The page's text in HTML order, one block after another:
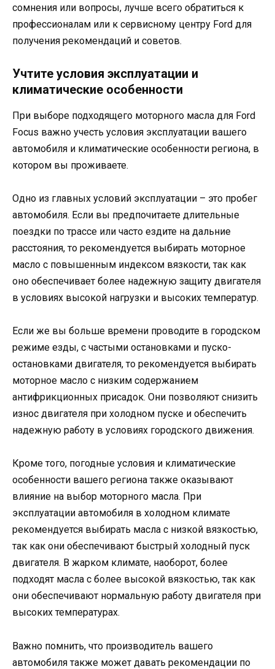
сомнения или вопросы, лучше всего обратиться к
профессионалам или к сервисному центру Ford для
получения рекомендаций и советов.
Учтите условия эксплуатации и
климатические особенности
При выборе подходящего моторного масла для Ford
Focus важно учесть условия эксплуатации вашего
автомобиля и климатические особенности региона, в
котором вы проживаете.
Одно из главных условий эксплуатации – это пробег
автомобиля. Если вы предпочитаете длительные
поездки по трассе или часто ездите на дальние
расстояния, то рекомендуется выбирать моторное
масло с повышенным индексом вязкости, так как
оно обеспечивает более надежную защиту двигателя
в условиях высокой нагрузки и высоких температур.
Если же вы больше времени проводите в городском
режиме езды, с частыми остановками и пуско-
остановками двигателя, то рекомендуется выбирать
моторное масло с низким содержанием
антифрикционных присадок. Они позволяют снизить
износ двигателя при холодном пуске и обеспечить
надежную работу в условиях городского движения.
Кроме того, погодные условия и климатические
особенности вашего региона также оказывают
влияние на выбор моторного масла. При
эксплуатации автомобиля в холодном климате
рекомендуется выбирать масла с низкой вязкостью,
так как они обеспечивают быстрый холодный пуск
двигателя. В жарком климате, наоборот, более
подходят масла с более высокой вязкостью, так как
они обеспечивают нормальную работу двигателя при
высоких температурах.
Важно помнить, что производитель вашего
автомобиля также может давать рекомендации по